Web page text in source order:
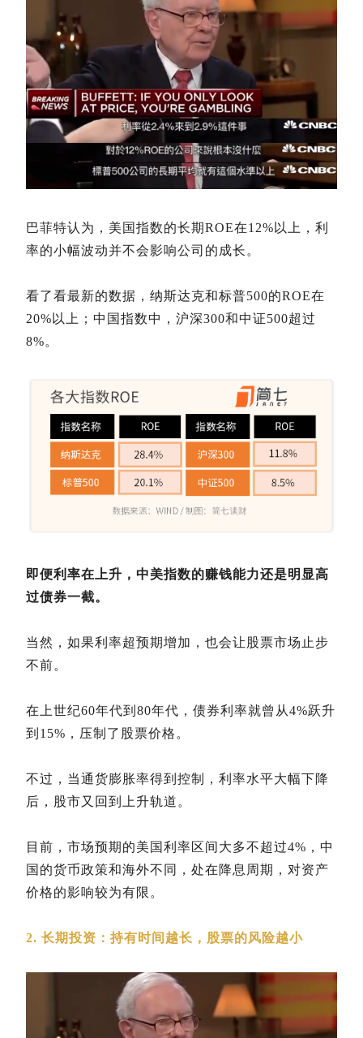
巴菲特认为，美国指数的长期ROE在12%以上，利
率的小幅波动并不会影响公司的成长。
看了看最新的数据，纳斯达克和标普500的ROE在
20%以上；中国指数中，沪深300和中证500超过
8%。
即便利率在上升，中美指数的赚钱能力还是明显高
过债券一截。
当然，如果利率超预期增加，也会让股票市场止步
不前。
在上世纪60年代到80年代，债券利率就曾从4%跃升
到15%，压制了股票价格。
不过，当通货膨胀率得到控制，利率水平大幅下降
后，股市又回到上升轨道。
目前，市场预期的美国利率区间大多不超过4%，中
国的货币政策和海外不同，处在降息周期，对资产
价格的影响较为有限。
2. 长期投资：持有时间越长，股票的风险越小